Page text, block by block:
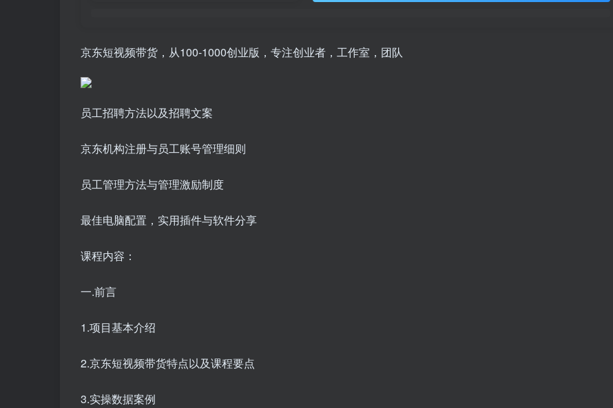
京东短视频带货，从100-1000创业版，专注创业者，工作室，团队
员工招聘方法以及招聘文案
京东机构注册与员工账号管理细则
员工管理方法与管理激励制度
最佳电脑配置，实用插件与软件分享
课程内容：
一.前言
1.项目基本介绍
2.京东短视频带货特点以及课程要点
3.实操数据案例